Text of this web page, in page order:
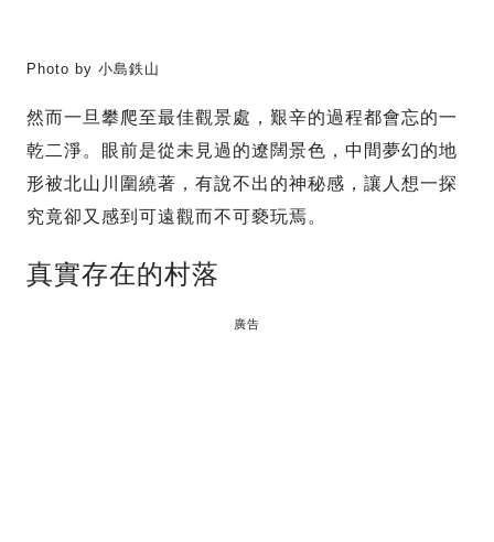
Photo by 小島鉄山
然而一旦攀爬至最佳觀景處，艱辛的過程都會忘的一
乾二淨。眼前是從未見過的遼闊景色，中間夢幻的地
形被北山川圍繞著，有說不出的神秘感，讓人想一探
究竟卻又感到可遠觀而不可褻玩焉。
真實存在的村落
廣告